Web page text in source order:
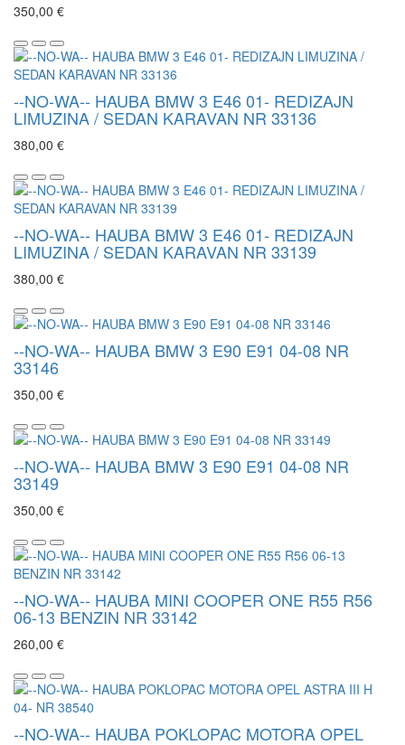
350,00 €
--NO-WA-- HAUBA BMW 3 E46 01- REDIZAJN
LIMUZINA / SEDAN KARAVAN NR 33136
380,00 €
--NO-WA-- HAUBA BMW 3 E46 01- REDIZAJN
LIMUZINA / SEDAN KARAVAN NR 33139
380,00 €
--NO-WA-- HAUBA BMW 3 E90 E91 04-08 NR
33146
350,00 €
--NO-WA-- HAUBA BMW 3 E90 E91 04-08 NR
33149
350,00 €
--NO-WA-- HAUBA MINI COOPER ONE R55 R56
06-13 BENZIN NR 33142
260,00 €
--NO-WA-- HAUBA POKLOPAC MOTORA OPEL